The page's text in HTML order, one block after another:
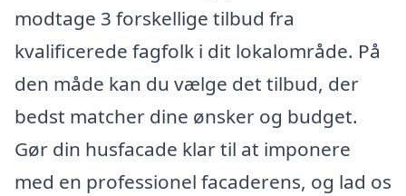
modtage 3 forskellige tilbud fra
kvalificerede fagfolk i dit lokalområde. På
den måde kan du vælge det tilbud, der
bedst matcher dine ønsker og budget.
Gør din husfacade klar til at imponere
med en professionel facaderens, og lad os